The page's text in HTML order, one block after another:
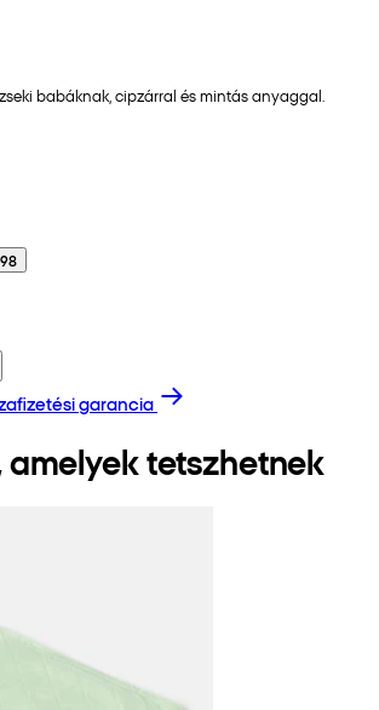
babáknak, cipzárral és mintás anyaggal.
98
garancia
amelyek tetszhetnek